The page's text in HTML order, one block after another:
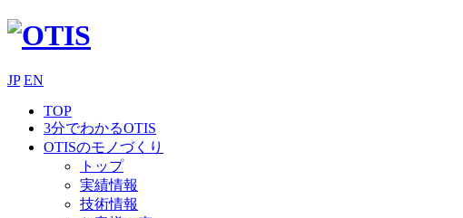
JP EN
TOP
3分でわかるOTIS
OTISのモノづくり
トップ
実績情報
技術情報